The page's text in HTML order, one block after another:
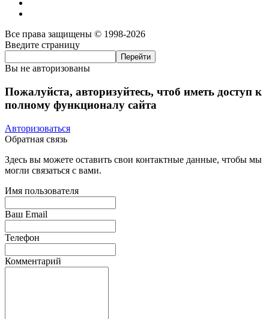
Все права защищены © 1998-2026
Введите страницу
Вы не авторизованы
Пожалуйста, авторизуйтесь, чтоб иметь доступ к
полному функционалу сайта
Авторизоваться
Обратная связь
Здесь вы можете оставить свои контактные данные, чтобы мы
могли связаться с вами.
Имя пользователя
Ваш Email
Телефон
Комментарий